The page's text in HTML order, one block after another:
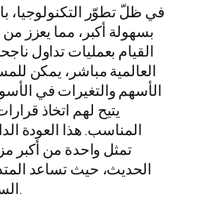
في ظلّ تطوّر التكنولوجيا،
بسهولة أكبر، مما يعزز
القيام بعمليات تداول
العالمية مباشر، يمكن
الأسهم والتغيرات في
يتيح لهم اتخاذ
المناسب. هذا العودة
تمثل واحدة من أكبر
الحديث، حيث تساعد
السريعة لتقلبات السوق.